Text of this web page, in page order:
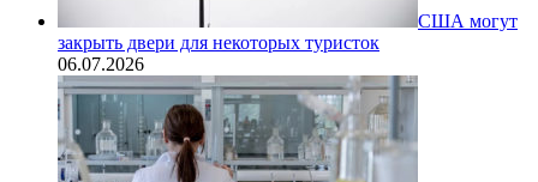
США могут
закрыть двери для некоторых туристок
06.07.2026